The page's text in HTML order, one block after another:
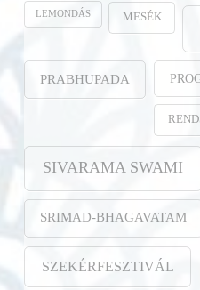
LEMONDÁS MESÉK
PRABHUPADA
SIVARAMA SWAMI
SRIMAD-BHAGAVATAM
SZEKÉRFESZTIVÁL